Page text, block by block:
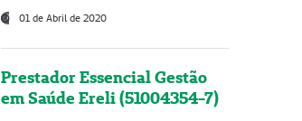
01 de Abril de 2020
Prestador Essencial Gestão
em Saúde Ereli (51004354-7)